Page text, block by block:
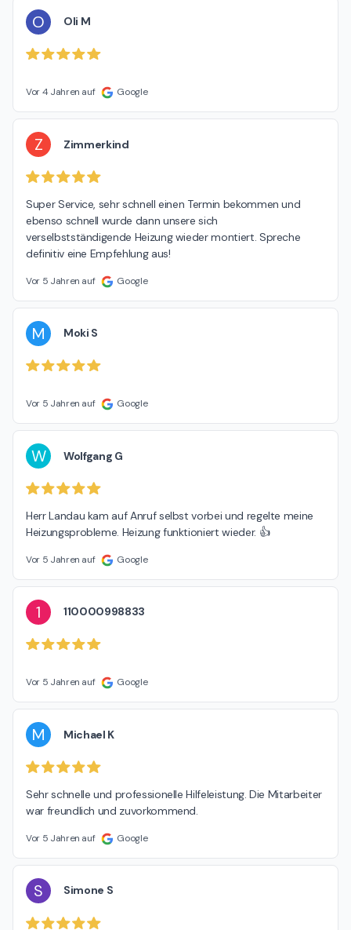
O Oli M
Vor 4 Jahren auf Google
Z Zimmerkind
Super Service, sehr schnell einen Termin bekommen und
ebenso schnell wurde dann unsere sich
verselbstständigende Heizung wieder montiert. Spreche
definitiv eine Empfehlung aus!
Vor 5 Jahren auf Google
M Moki S
Vor 5 Jahren auf Google
W Wolfgang G
Herr Landau kam auf Anruf selbst vorbei und regelte meine
Heizungsprobleme. Heizung funktioniert wieder. 👍
Vor 5 Jahren auf Google
1 110000998833
Vor 5 Jahren auf Google
M Michael K
Sehr schnelle und professionelle Hilfeleistung. Die Mitarbeiter
war freundlich und zuvorkommend.
Vor 5 Jahren auf Google
S Simone S